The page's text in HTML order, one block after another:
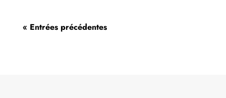
« Entrées précédentes